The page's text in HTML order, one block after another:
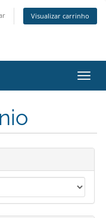
Visualizar carrinho